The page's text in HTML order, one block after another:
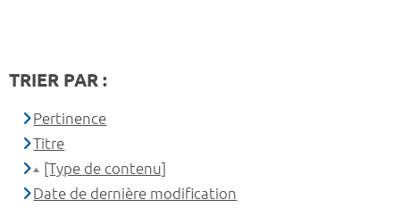
TRIER PAR :
Pertinence
Titre
[Type de contenu]
Date de dernière modification